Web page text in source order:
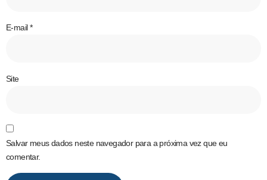
E-mail*
Site
Salvar meus dados neste navegador para a próxima vez que eu
comentar.